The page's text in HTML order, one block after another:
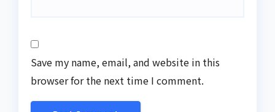
Save my name, email, and website in this
browser for the next time I comment.